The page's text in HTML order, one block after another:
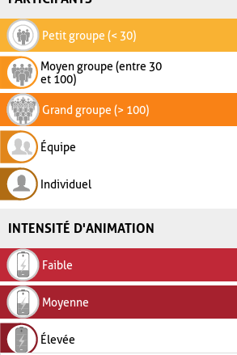
Petit groupe (< 30)
Moyen groupe (entre 30
et 100)
Grand groupe (> 100)
Équipe
Individuel
INTENSITÉ D'ANIMATION
Faible
Moyenne
Élevée